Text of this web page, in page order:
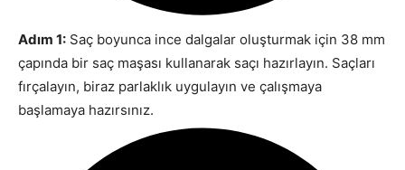
Adım 1: Saç boyunca ince dalgalar oluşturmak için 38 mm
çapında bir saç maşası kullanarak saçı hazırlayın. Saçları
fırçalayın, biraz parlaklık uygulayın ve çalışmaya
başlamaya hazırsınız.